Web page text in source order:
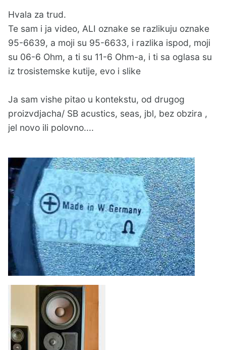
Praktično sve... Kupi i prodaj u najvećoj
online zajednici u Srbiji. Probaj na kp!
Hvala za trud.
Te sam i ja video, ALI oznake se razlikuju oznake
95-6639, a moji su 95-6633, i razlika ispod, moji
su 06-6 Ohm, a ti su 11-6 Ohm-a, i ti sa oglasa su
iz trosistemske kutije, evo i slike
Ja sam vishe pitao u kontekstu, od drugog
proizvdjacha/ SB acustics, seas, jbl, bez obzira ,
jel novo ili polovno....